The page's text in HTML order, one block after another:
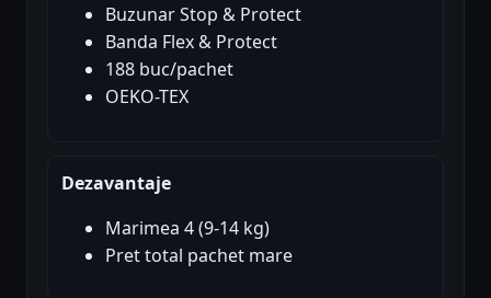
Buzunar Stop & Protect
Banda Flex & Protect
188 buc/pachet
OEKO-TEX
Dezavantaje
Marimea 4 (9-14 kg)
Pret total pachet mare